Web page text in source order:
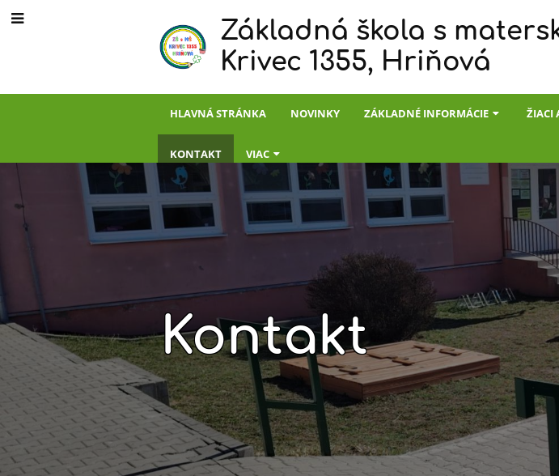
Základná škola s
Krivec 1355, Hriňová
HLAVNÁ STRÁNKA NOVINKY ZÁKLADNÉ INFORMÁCIE ŽIACI
KONTAKT VIAC
Kontakt